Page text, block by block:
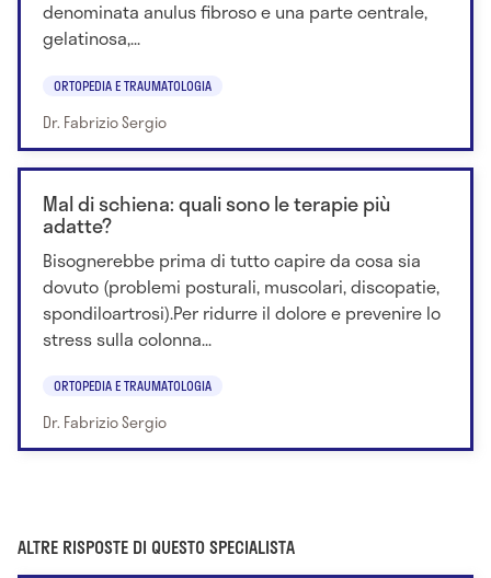
denominata anulus fibroso e una parte centrale,
gelatinosa,...
ORTOPEDIA E TRAUMATOLOGIA
Dr. Fabrizio Sergio
Mal di schiena: quali sono le terapie più
adatte?
Bisognerebbe prima di tutto capire da cosa sia
dovuto (problemi posturali, muscolari, discopatie,
spondiloartrosi).Per ridurre il dolore e prevenire lo
stress sulla colonna...
ORTOPEDIA E TRAUMATOLOGIA
Dr. Fabrizio Sergio
ALTRE RISPOSTE DI QUESTO SPECIALISTA